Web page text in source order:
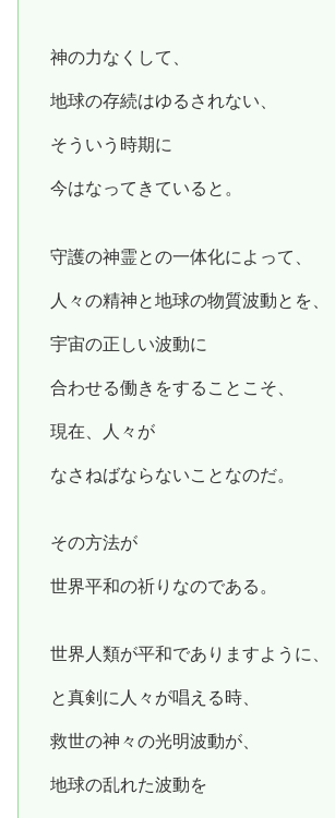
神の力なくして、
地球の存続はゆるされない、
そういう時期に
今はなってきていると。
守護の神霊との一体化によって、
人々の精神と地球の物質波動とを、
宇宙の正しい波動に
合わせる働きをすることこそ、
現在、人々が
なさねばならないことなのだ。
その方法が
世界平和の祈りなのである。
世界人類が平和でありますように、
と真剣に人々が唱える時、
救世の神々の光明波動が、
地球の乱れた波動を